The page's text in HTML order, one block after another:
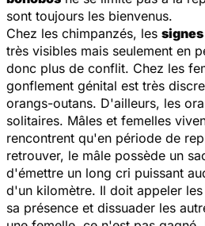
sont toujours les bienvenus.
Chez les chimpanzés, les
très visibles mais seulement en
donc plus de conflit. Chez les
gonflement génital est très
orangs-outans. D'ailleurs, les
solitaires. Mâles et femelles
rencontrent qu'en période de
retrouver, le mâle possède un
d'émettre un long cri puissant
d'un kilomètre. Il doit appeler
sa présence et dissuader les